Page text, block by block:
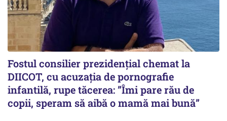
Fostul consilier prezidențial chemat la
DIICOT, cu acuzația de pornografie
infantilă, rupe tăcerea: ”Îmi pare rău de
copii, speram să aibă o mamă mai bună”